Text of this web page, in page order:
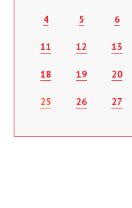
4 5 6
11 12 13
18 19 20
25 26 27